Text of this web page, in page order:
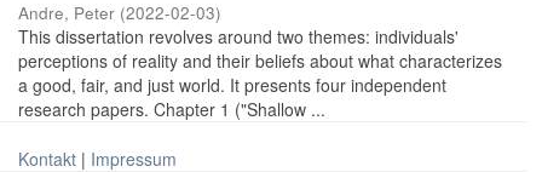
Andre, Peter (2022-02-03)
This dissertation revolves around two themes: individuals'
perceptions of reality and their beliefs about what characterizes
a good, fair, and just world. It presents four independent
research papers. Chapter 1 ("Shallow ...
Kontakt | Impressum